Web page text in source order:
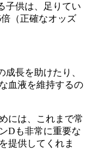
子供は、足りてい
（正確なオッズ
長を助けたり、
血液を維持するの
には、これまで常
Dも非常に重要な
提供してくれま